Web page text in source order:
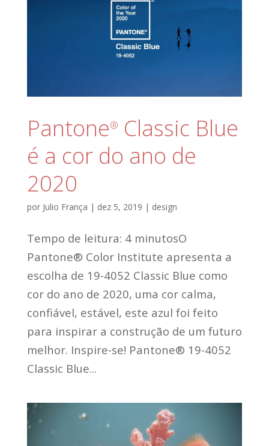
Pantone® Classic Blue
é a cor do ano de
2020
por Julio França | dez 5, 2019 | design
Tempo de leitura: 4 minutosO
Pantone® Color Institute apresenta a
escolha de 19-4052 Classic Blue como
cor do ano de 2020, uma cor calma,
confiável, estável, este azul foi feito
para inspirar a construção de um futuro
melhor. Inspire-se! Pantone® 19-4052
Classic Blue...